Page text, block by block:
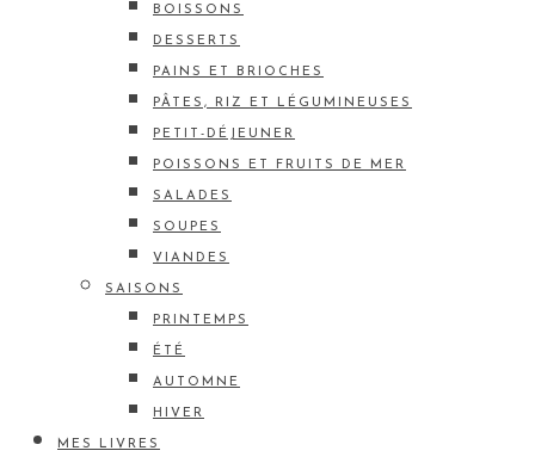
BOISSONS
DESSERTS
PAINS ET BRIOCHES
PÂTES, RIZ ET LÉGUMINEUSES
PETIT-DÉJEUNER
POISSONS ET FRUITS DE MER
SALADES
SOUPES
VIANDES
SAISONS
PRINTEMPS
ÉTÉ
AUTOMNE
HIVER
MES LIVRES